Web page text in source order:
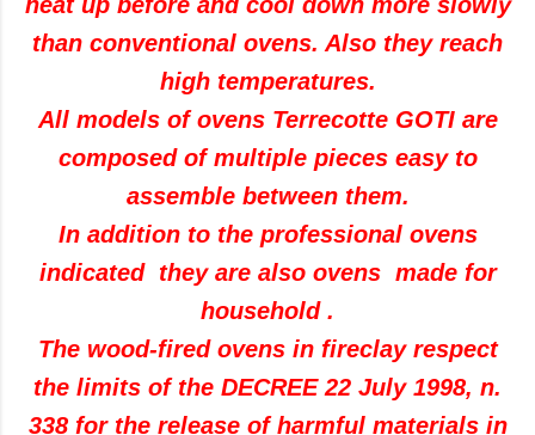
than conventional ovens. Also they reach
high temperatures.
All models of ovens Terrecotte GOTI are
composed of multiple pieces easy to
assemble between them.
In addition to the professional ovens
indicated they are also ovens made for
household .
The wood-fired ovens in fireclay respect
the limits of the DECREE 22 July 1998, n.
338 for the release of harmful materials in